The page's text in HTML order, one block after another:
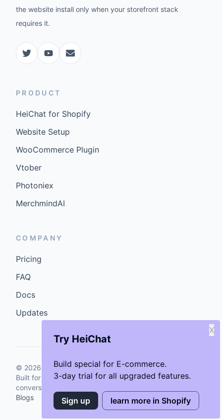
Try HeiChat
Build special for E-commerce.
3-day trial for all upgraded features.
X
Sign up learn more in Shopify
the website install only when your storefront stack
requires it.
PRODUCT
HeiChat for Shopify
Website Setup
WooCommerce Plugin
Vtober
Photoniex
MerchmindAI
COMPANY
Pricing
FAQ
Docs
Updates
© 2026 GenCybers Inc. All rights reserved.
Built for storefronts that want faster answers and cleaner
conversions.
Blogs